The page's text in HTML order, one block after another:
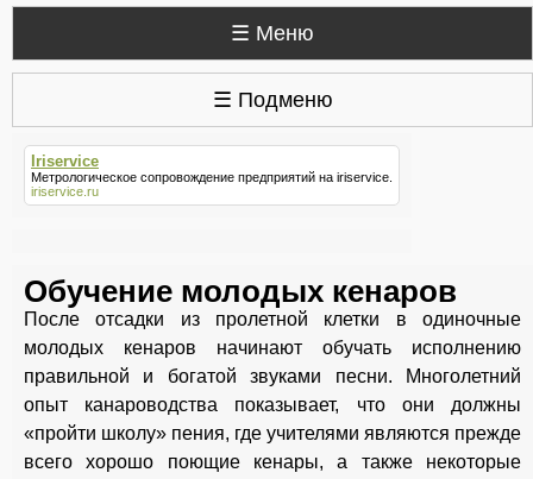
☰ Меню
☰ Подменю
Iriservice
Метрологическое сопровождение предприятий на iriservice
iriservice.ru
Обучение молодых кенаров
После отсадки из пролетной клетки в одиночные
молодых кенаров начинают обучать исполнению
правильной и богатой звуками песни. Многолетний
опыт канароводства показывает, что они должны
«пройти школу» пения, где учителями являются прежде
всего хорошо поющие кенары, а также некоторые